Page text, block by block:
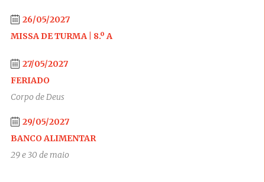
26/05/2027
MISSA DE TURMA | 8.º A
27/05/2027
FERIADO
Corpo de Deus
29/05/2027
BANCO ALIMENTAR
29 e 30 de maio